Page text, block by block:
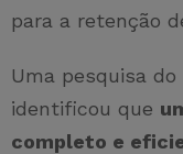
para a retenção
Uma pesquisa
identificou que
completo e